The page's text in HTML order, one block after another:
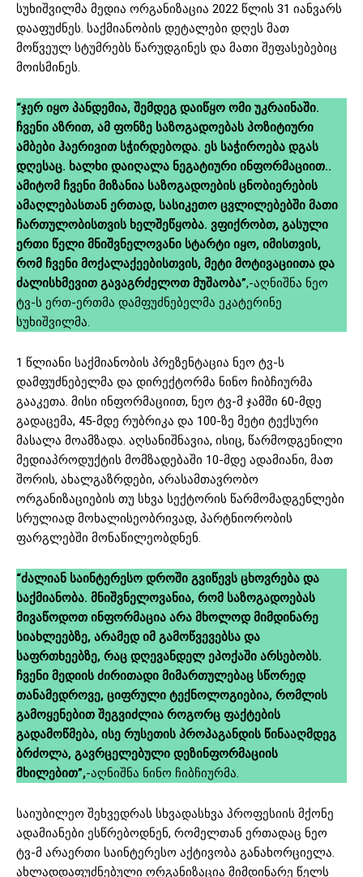
სუხიშვილმა მედია ორგანიზაცია 2022 წლის 31 იანვარს
დააფუძნეს. საქმიანობის დეტალები დღეს მათ
მოწვეულ სტუმრებს წარუდგინეს და მათი შეფასებებიც
მოისმინეს.
“ჯერ იყო პანდემია, შემდეგ დაიწყო ომი უკრაინაში.
ჩვენი აზრით, ამ ფონზე საზოგადოებას პოზიტიური
ამბები ჰაერივით სჭირდებოდა. ეს საჭიროება დგას
დღესაც. ხალხი დაიღალა ნეგატიური ინფორმაციით..
ამიტომ ჩვენი მიზანია საზოგადოების ცნობიერების
ამაღლებასთან ერთად, სასიკეთო ცვლილებებში მათი
ჩართულობისთვის ხელშეწყობა. ვფიქრობთ, გასული
ერთი წელი მნიშვნელოვანი სტარტი იყო, იმისთვის,
რომ ჩვენი მოქალაქეებისთვის, მეტი მოტივაციითა და
ძალისხმევით გავაგრძელოთ მუშაობა”,-აღნიშნა ნეო
ტვ-ს ერთ-ერთმა დამფუძნებელმა ეკატერინე
სუხიშვილმა.
1 წლიანი საქმიანობის პრეზენტაცია ნეო ტვ-ს
დამფუძნებელმა და დირექტორმა ნინო ჩიბჩიურმა
გააკეთა. მისი ინფორმაციით, ნეო ტვ-მ ჯამში 60-მდე
გადაცემა, 45-მდე რუბრიკა და 100-ზე მეტი ტექსური
მასალა მოამზადა. აღსანიშნავია, ისიც, წარმოდგენილი
მედიაპროდუქტის მომზადებაში 10-მდე ადამიანი, მათ
შორის, ახალგაზრდები, არასამთავრობო
ორგანიზაციების თუ სხვა სექტორის წარმომადგენლები
სრულიად მოხალისეობრივად, პარტნიორობის
ფარგლებში მონაწილეობდნენ.
“ძალიან საინტერესო დროში გვიწევს ცხოვრება და
საქმიანობა. მნიშვნელოვანია, რომ საზოგადოებას
მივაწოდოთ ინფორმაცია არა მხოლოდ მიმდინარე
სიახლეებზე, არამედ იმ გამოწვევებსა და
საფრთხეებზე, რაც დღევანდელ ეპოქაში არსებობს.
ჩვენი მედიის ძირითადი მიმართულებაც სწორედ
თანამედროვე, ციფრული ტექნოლოგიებია, რომლის
გამოყენებით შეგვიძლია როგორც ფაქტების
გადამოწმება, ისე რუსეთის პროპაგანდის წინააღმდეგ
ბრძოლა, გავრცელებული დეზინფორმაციის
მხილებით”,-აღნიშნა ნინო ჩიბჩიურმა.
საიუბილეო შეხვედრას სხვადასხვა პროფესიის მქონე
ადამიანები ესწრებოდნენ, რომელთან ერთადაც ნეო
ტვ-მ არაერთი საინტერესო აქტივობა განახორციელა.
ახლადდაფუძნებული ორგანიზაცია მიმდინარე წელს